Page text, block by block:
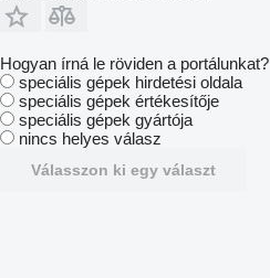
Hogyan írná le röviden a portálunkat?
speciális gépek hirdetési oldala
speciális gépek értékesítője
speciális gépek gyártója
nincs helyes válasz
Válasszon ki egy választ